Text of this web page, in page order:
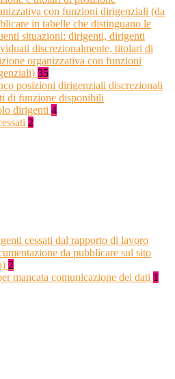
con funzioni dirigenziali (da
in tabelle che distinguano le
situazioni: dirigenti, dirigenti
discrezionalmente, titolari di
organizzativa con funzioni
35
posizioni dirigenziali discrezionali
di funzione disponibili
dirigenti 4
2
cessati dal rapporto di lavoro
da pubblicare sul sito
2
mancata comunicazione dei dati 1